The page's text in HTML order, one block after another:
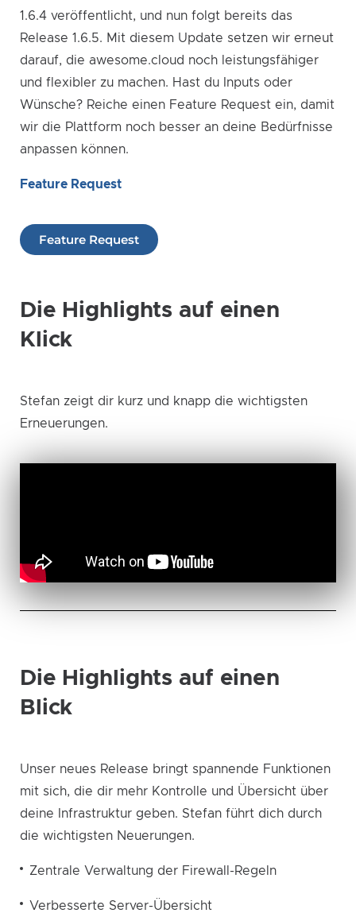
1.6.4 veröffentlicht, und nun folgt bereits das
Release 1.6.5. Mit diesem Update setzen wir erneut
darauf, die awesome.cloud noch leistungsfähiger
und flexibler zu machen. Hast du Inputs oder
Wünsche? Reiche einen Feature Request ein, damit
wir die Plattform noch besser an deine Bedürfnisse
anpassen können.
Feature Request
Feature Request
Die Highlights auf einen
Klick​
Stefan zeigt dir kurz und knapp die wichtigsten
Erneuerungen.
Die Highlights auf einen
Blick
Unser neues Release bringt spannende Funktionen
mit sich, die dir mehr Kontrolle und Übersicht über
deine Infrastruktur geben. Stefan führt dich durch
die wichtigsten Neuerungen.
Zentrale Verwaltung der Firewall-Regeln
Verbesserte Server-Übersicht